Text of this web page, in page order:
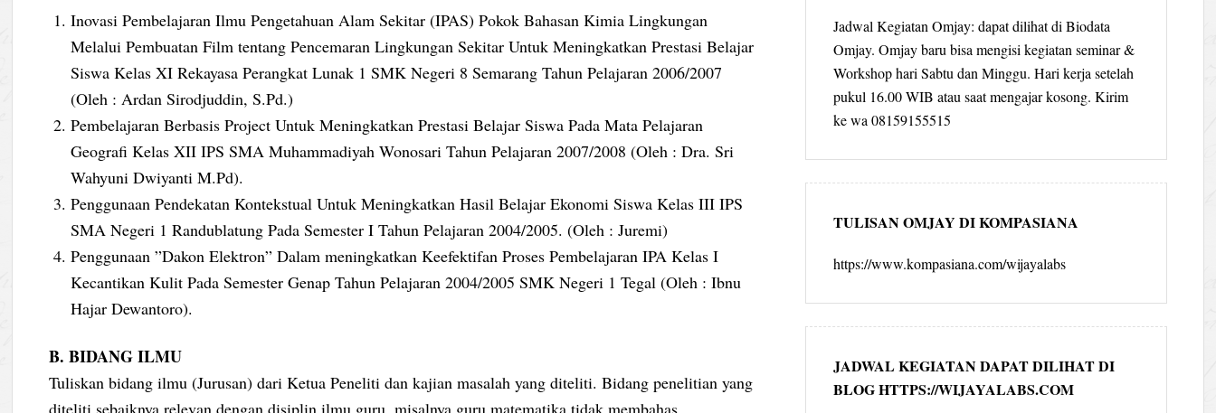
Inovasi Pembelajaran Ilmu Pengetahuan Alam Sekitar (IPAS) Pokok Bahasan Kimia Lingkungan
Melalui Pembuatan Film tentang Pencemaran Lingkungan Sekitar Untuk Meningkatkan Prestasi Belajar
Siswa Kelas XI Rekayasa Perangkat Lunak 1 SMK Negeri 8 Semarang Tahun Pelajaran 2006/2007
(Oleh : Ardan Sirodjuddin, S.Pd.)
Pembelajaran Berbasis Project Untuk Meningkatkan Prestasi Belajar Siswa Pada Mata Pelajaran
Geografi Kelas XII IPS SMA Muhammadiyah Wonosari Tahun Pelajaran 2007/2008 (Oleh : Dra. Sri
Wahyuni Dwiyanti M.Pd).
Penggunaan Pendekatan Kontekstual Untuk Meningkatkan Hasil Belajar Ekonomi Siswa Kelas III IPS
SMA Negeri 1 Randublatung Pada Semester I Tahun Pelajaran 2004/2005. (Oleh : Juremi)
Penggunaan ”Dakon Elektron” Dalam meningkatkan Keefektifan Proses Pembelajaran IPA Kelas I
Kecantikan Kulit Pada Semester Genap Tahun Pelajaran 2004/2005 SMK Negeri 1 Tegal (Oleh : Ibnu
Hajar Dewantoro).
B. BIDANG ILMU
Tuliskan bidang ilmu (Jurusan) dari Ketua Peneliti dan kajian masalah yang diteliti. Bidang penelitian yang
diteliti sebaiknya relevan dengan disiplin ilmu guru, misalnya guru matematika tidak membahas
Jadwal Kegiatan Omjay: dapat dilihat di Biodata
Omjay. Omjay baru bisa mengisi kegiatan seminar &
Workshop hari Sabtu dan Minggu. Hari kerja setelah
pukul 16.00 WIB atau saat mengajar kosong. Kirim
ke wa 08159155515
TULISAN OMJAY DI KOMPASIANA
https://www.kompasiana.com/wijayalabs
JADWAL KEGIATAN DAPAT DILIHAT DI
BLOG HTTPS://WIJAYALABS.COM